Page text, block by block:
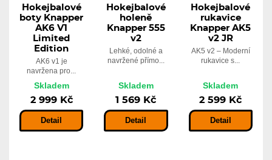
Hokejbalové
boty Knapper
AK6 V1
Limited
Edition
AK6 v1 je
navržena pro...
Skladem
2 999 Kč
Detail
Hokejbalové
holeně
Knapper 555
v2
Lehké, odolné a
navržené přímo...
Skladem
1 569 Kč
Detail
Hokejbalové
rukavice
Knapper AK5
v2 JR
AK5 v2 – Moderní
rukavice s...
Skladem
2 599 Kč
Detail